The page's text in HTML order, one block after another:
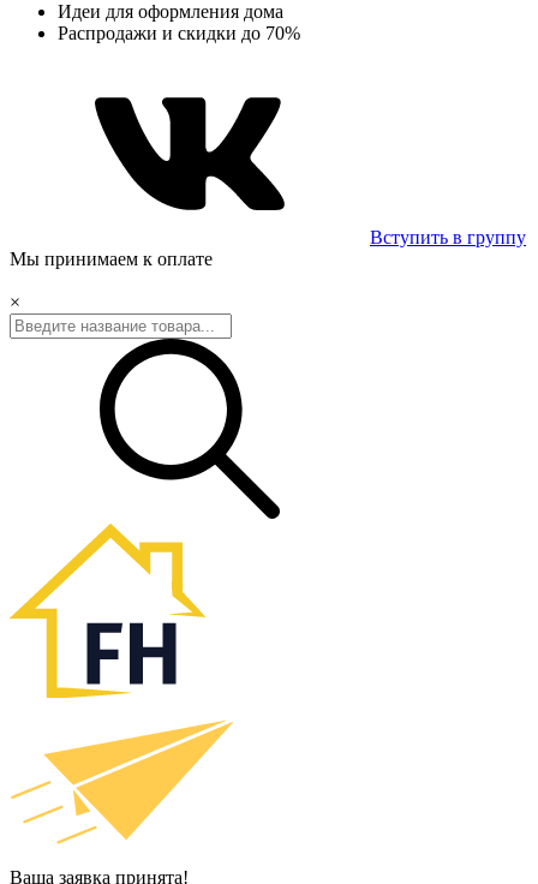
Идеи для оформления дома
Распродажи и скидки до 70%
Вступить в группу
Мы принимаем к оплате
×
Ваша заявка принята!